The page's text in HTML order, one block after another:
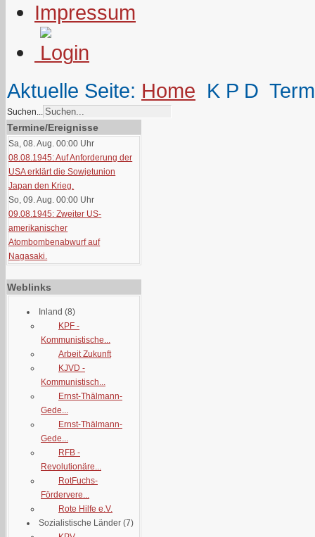
Impressum
Aktuelle Seite: Home K P D
Suchen...
Termine/Ereignisse
Sa, 08. Aug. 00:00 Uhr
08.08.1945: Auf Anforderung der
USA erklärt die Sowjetunion
Japan den Krieg.
So, 09. Aug. 00:00 Uhr
09.08.1945: Zweiter US-
amerikanischer
Atombombenabwurf auf
Nagasaki.
Weblinks
Inland (8)
KPF -
Kommunistische...
Arbeit Zukunft
KJVD -
Kommunistisch...
Ernst-Thälmann-
Gede...
Ernst-Thälmann-
Gede...
RFB -
Revolutionäre...
RotFuchs-
Fördervere...
Rote Hilfe e.V.
Sozialistische Länder (7)